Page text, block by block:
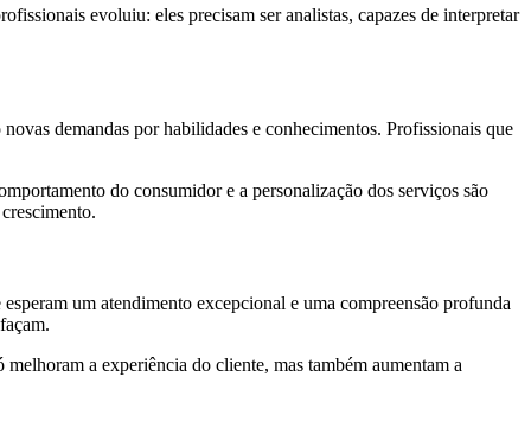
evoluiu: eles precisam ser analistas, capazes de interpretar
demandas por habilidades e conhecimentos. Profissionais que
do consumidor e a personalização dos serviços são
um atendimento excepcional e uma compreensão profunda
a experiência do cliente, mas também aumentam a